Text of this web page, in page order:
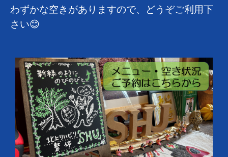
わずかな空きがありますので、どうぞご利用下
さい😊